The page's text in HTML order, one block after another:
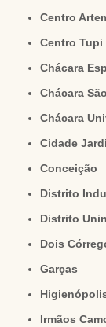
Centro
Centro Tupi
Chácara
Chácara
Chácara
Cidade
Conceição
Distrito
Distrito
Dois
Garças
Irmãos